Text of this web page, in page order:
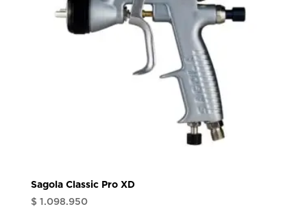
Sagola Classic Pro XD
$ 1.098.950